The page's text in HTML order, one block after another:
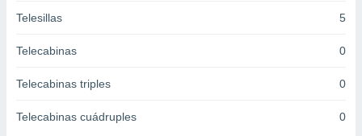
a lo que
su
en
Telesillas 5
Telecabinas 0
Telecabinas triples 0
Telecabinas cuádruples 0